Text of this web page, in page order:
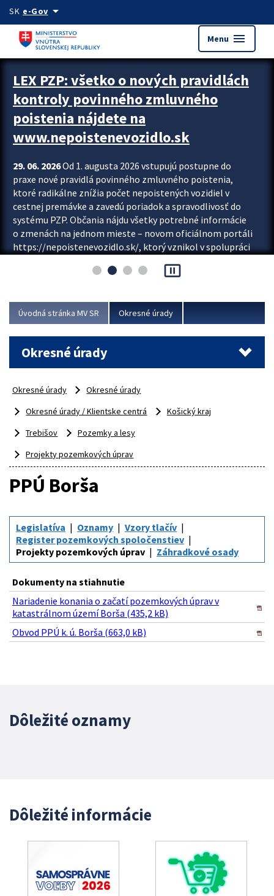
Preskocit na hlavný obsah
SK e-Govarrow_drop_down
Menu menu
Zastavit automatický posun upútavok
LEX PZP: všetko o nových pravidlách
kontroly povinného zmluvného
poistenia nájdete na
www.nepoistenevozidlo.sk
29. 06. 2026Od 1. augusta 2026 vstupujú postupne do
praxe nové pravidlá povinného zmluvného poistenia,
ktoré radikálne znížia počet nepoistených vozidiel v
cestnej premávke a zavedú poriadok a spravodlivosť do
systému PZP. Občania nájdu všetky potrebné informácie
o zmenách na jednom mieste – novom oficiálnom portáli
https://nepoistenevozidlo.sk/, ktorý vznikol v spolupráci
asociácie poisťovní (SLASPO) a Ministerstva vnútra SR.
Viac
pause_presentation
Úvodná stránka MV SR Okresné úrady
Okresné úrady
Okresné úrady
Okresné úrady
Okresné úrady / Klientske centrá
Košický kraj
Trebišov
Pozemky a lesy
Projekty pozemkových úprav
PPÚ Borša
Legislatíva Oznamy
Vzory tlačív
Register pozemkových spoločenstiev
Projekty pozemkových úprav
Záhradkové osady
Dokumenty na stiahnutie
Nariadenie konania o začatí pozemkových úprav v
katastrálnom území Borša (435,2 kB)
Obvod PPÚ k. ú. Borša (663,0 kB)
Dôležité oznamy
Dôležité informácie